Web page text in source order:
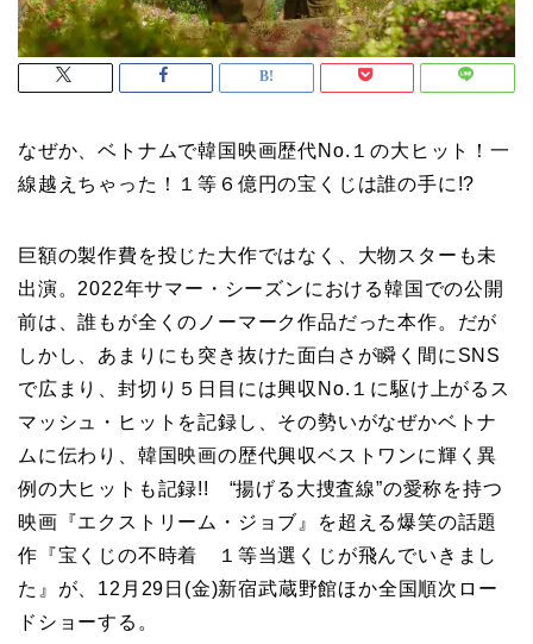
なぜか、ベトナムで韓国映画歴代No.１の大ヒット！一
線越えちゃった！１等６億円の宝くじは誰の手に!?
巨額の製作費を投じた大作ではなく、大物スターも未
出演。2022年サマー・シーズンにおける韓国での公開
前は、誰もが全くのノーマーク作品だった本作。だが
しかし、あまりにも突き抜けた面白さが瞬く間にSNS
で広まり、封切り５日目には興収No.１に駆け上がるス
マッシュ・ヒットを記録し、その勢いがなぜかベトナ
ムに伝わり、韓国映画の歴代興収ベストワンに輝く異
例の大ヒットも記録!! “揚げる大捜査線”の愛称を持つ
映画『エクストリーム・ジョブ』を超える爆笑の話題
作『宝くじの不時着 １等当選くじが飛んでいきまし
た』が、12月29日(金)新宿武蔵野館ほか全国順次ロー
ドショーする。